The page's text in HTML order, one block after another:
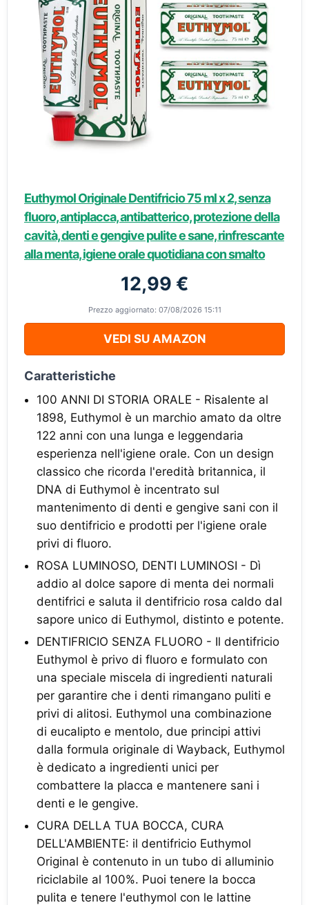
Euthymol Originale Dentifricio 75 ml x 2, senza
fluoro, antiplacca, antibatterico, protezione della
cavità, denti e gengive pulite e sane, rinfrescante
alla menta, igiene orale quotidiana con smalto
12,99 €
Prezzo aggiornato: 07/08/2026 15:11
VEDI SU AMAZON
Caratteristiche
100 ANNI DI STORIA ORALE - Risalente al
1898, Euthymol è un marchio amato da oltre
122 anni con una lunga e leggendaria
esperienza nell'igiene orale. Con un design
classico che ricorda l'eredità britannica, il
DNA di Euthymol è incentrato sul
mantenimento di denti e gengive sani con il
suo dentifricio e prodotti per l'igiene orale
privi di fluoro.
ROSA LUMINOSO, DENTI LUMINOSI - Dì
addio al dolce sapore di menta dei normali
dentifrici e saluta il dentifricio rosa caldo dal
sapore unico di Euthymol, distinto e potente.
DENTIFRICIO SENZA FLUORO - Il dentifricio
Euthymol è privo di fluoro e formulato con
una speciale miscela di ingredienti naturali
per garantire che i denti rimangano puliti e
privi di alitosi. Euthymol una combinazione
di eucalipto e mentolo, due principi attivi
dalla formula originale di Wayback, Euthymol
è dedicato a ingredienti unici per
combattere la placca e mantenere sani i
denti e le gengive.
CURA DELLA TUA BOCCA, CURA
DELL'AMBIENTE: il dentifricio Euthymol
Original è contenuto in un tubo di alluminio
riciclabile al 100%. Puoi tenere la bocca
pulita e tenere l'euthymol con le lattine